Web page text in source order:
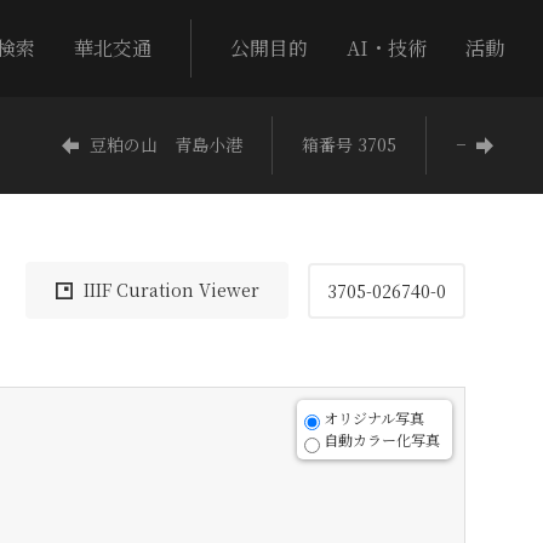
索 華北交通 公開目的 AI・技術 活動
豆粕の山 青島小港 箱番号 3705 −
IIIF Curation Viewer 3705-026740-0
オリジナル写真
自動カラー化写真